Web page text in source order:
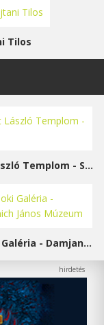
Tilos
Szent László Templom - Sárvár
Szolnoki Galéria - Damjanich János Múzeum